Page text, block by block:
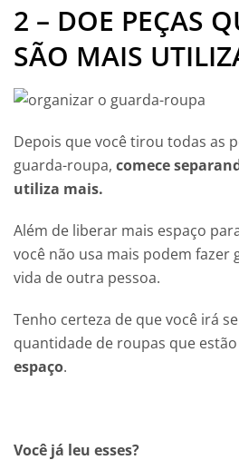
2 – DOE PEÇAS
SÃO MAIS
Depois que você tirou todas as
guarda-roupa, comece
utiliza mais.
Além de liberar mais espaço
você não usa mais podem fazer
vida de outra pessoa.
Tenho certeza de que você irá
quantidade de roupas que
espaço.
Você já leu esses?